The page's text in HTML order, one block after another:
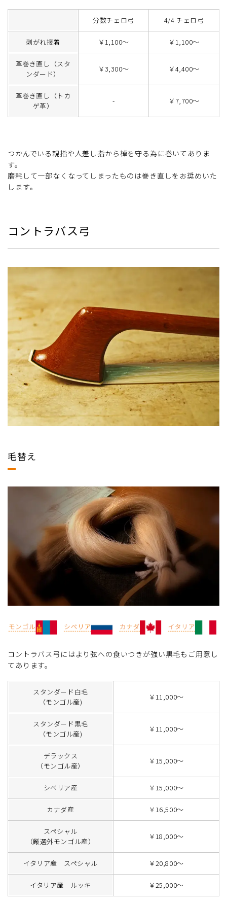
分数チェロ弓 4/4 チェロ弓
剥がれ接着 ￥1,100～ ￥1,100～
革巻き直し（スタ
ンダード）
￥3,300～ ￥4,400～
革巻き直し（トカ
ゲ革）
- ￥7,700～
つかんでいる親指や人差し指から棹を守る為に巻いてありま
す。
磨耗して一部なくなってしまったものは巻き直しをお奨めいた
します。
コントラバス弓
毛替え
コントラバス弓にはより弦への食いつきが強い黒毛もご用意し
てあります。
スタンダード白毛
（モンゴル産)
￥11,000～
スタンダード黒毛
（モンゴル産)
￥11,000～
デラックス
（モンゴル産）
￥15,000～
シベリア産 ￥15,000～
カナダ産 ￥16,500～
スペシャル
（厳選外モンゴル産）
￥18,000～
イタリア産 スペシャル ￥20,800～
イタリア産 ルッキ ￥25,000～